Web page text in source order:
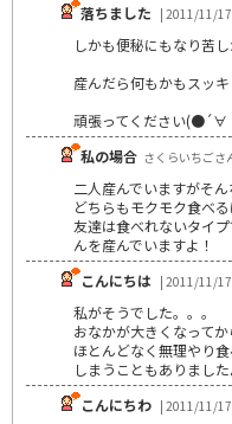
落ちました | 2011/11/17
しかも便秘にもなり苦
産んだら何もかもスッ
頑張ってください
私の場合 さくらいちご
二人産んでいますがそ
どちらもモクモク食べる
友達は食べれないタイ
んを産んでいますよ！
こんにちは | 2011/11/17
私がそうでした。。。
おなかが大きくなって
ほとんどなく無理やり
しまうこともありました
こんにちわ | 2011/11/17